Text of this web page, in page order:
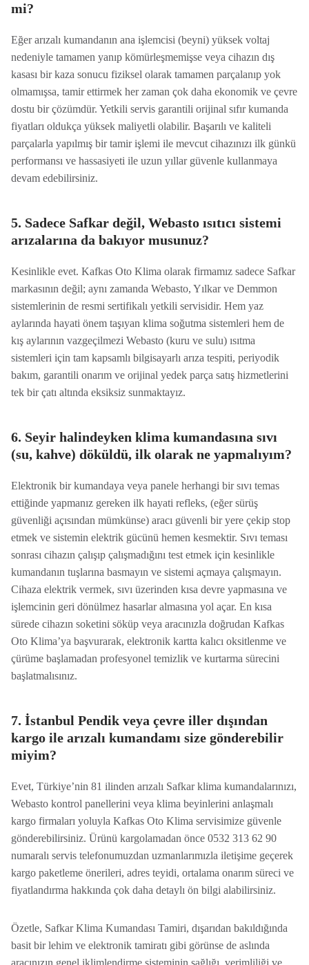
mi?
Eğer arızalı kumandanın ana işlemcisi (beyni) yüksek voltaj
nedeniyle tamamen yanıp kömürleşmemişse veya cihazın dış
kasası bir kaza sonucu fiziksel olarak tamamen parçalanıp yok
olmamışsa, tamir ettirmek her zaman çok daha ekonomik ve çevre
dostu bir çözümdür. Yetkili servis garantili orijinal sıfır kumanda
fiyatları oldukça yüksek maliyetli olabilir. Başarılı ve kaliteli
parçalarla yapılmış bir tamir işlemi ile mevcut cihazınızı ilk günkü
performansı ve hassasiyeti ile uzun yıllar güvenle kullanmaya
devam edebilirsiniz.
5. Sadece Safkar değil, Webasto ısıtıcı sistemi
arızalarına da bakıyor musunuz?
Kesinlikle evet. Kafkas Oto Klima olarak firmamız sadece Safkar
markasının değil; aynı zamanda Webasto, Yılkar ve Demmon
sistemlerinin de resmi sertifikalı yetkili servisidir. Hem yaz
aylarında hayati önem taşıyan klima soğutma sistemleri hem de
kış aylarının vazgeçilmezi Webasto (kuru ve sulu) ısıtma
sistemleri için tam kapsamlı bilgisayarlı arıza tespiti, periyodik
bakım, garantili onarım ve orijinal yedek parça satış hizmetlerini
tek bir çatı altında eksiksiz sunmaktayız.
6. Seyir halindeyken klima kumandasına sıvı
(su, kahve) döküldü, ilk olarak ne yapmalıyım?
Elektronik bir kumandaya veya panele herhangi bir sıvı temas
ettiğinde yapmanız gereken ilk hayati refleks, (eğer sürüş
güvenliği açısından mümkünse) aracı güvenli bir yere çekip stop
etmek ve sistemin elektrik gücünü hemen kesmektir. Sıvı teması
sonrası cihazın çalışıp çalışmadığını test etmek için kesinlikle
kumandanın tuşlarına basmayın ve sistemi açmaya çalışmayın.
Cihaza elektrik vermek, sıvı üzerinden kısa devre yapmasına ve
işlemcinin geri dönülmez hasarlar almasına yol açar. En kısa
sürede cihazın soketini söküp veya aracınızla doğrudan Kafkas
Oto Klima’ya başvurarak, elektronik kartta kalıcı oksitlenme ve
çürüme başlamadan profesyonel temizlik ve kurtarma sürecini
başlatmalısınız.
7. İstanbul Pendik veya çevre iller dışından
kargo ile arızalı kumandamı size gönderebilir
miyim?
Evet, Türkiye’nin 81 ilinden arızalı Safkar klima kumandalarınızı,
Webasto kontrol panellerini veya klima beyinlerini anlaşmalı
kargo firmaları yoluyla Kafkas Oto Klima servisimize güvenle
gönderebilirsiniz. Ürünü kargolamadan önce 0532 313 62 90
numaralı servis telefonumuzdan uzmanlarımızla iletişime geçerek
kargo paketleme önerileri, adres teyidi, ortalama onarım süreci ve
fiyatlandırma hakkında çok daha detaylı ön bilgi alabilirsiniz.
Özetle, Safkar Klima Kumandası Tamiri, dışarıdan bakıldığında
basit bir lehim ve elektronik tamiratı gibi görünse de aslında